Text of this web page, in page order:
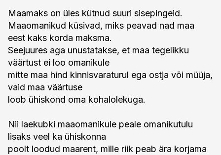
Maamaks on üles kütnud suuri sisepingeid.
Maaomanikud küsivad, miks peavad nad maa
eest kaks korda maksma.
Seejuures aga unustatakse, et maa tegelikku
väärtust ei loo omanikule
mitte maa hind kinnisvaraturul ega ostja või müüja,
vaid maa väärtuse
loob ühiskond oma kohalolekuga.
Nii laekubki maaomanikule peale omanikutulu
lisaks veel ka ühiskonna
poolt loodud maarent, mille riik peab ära korjama